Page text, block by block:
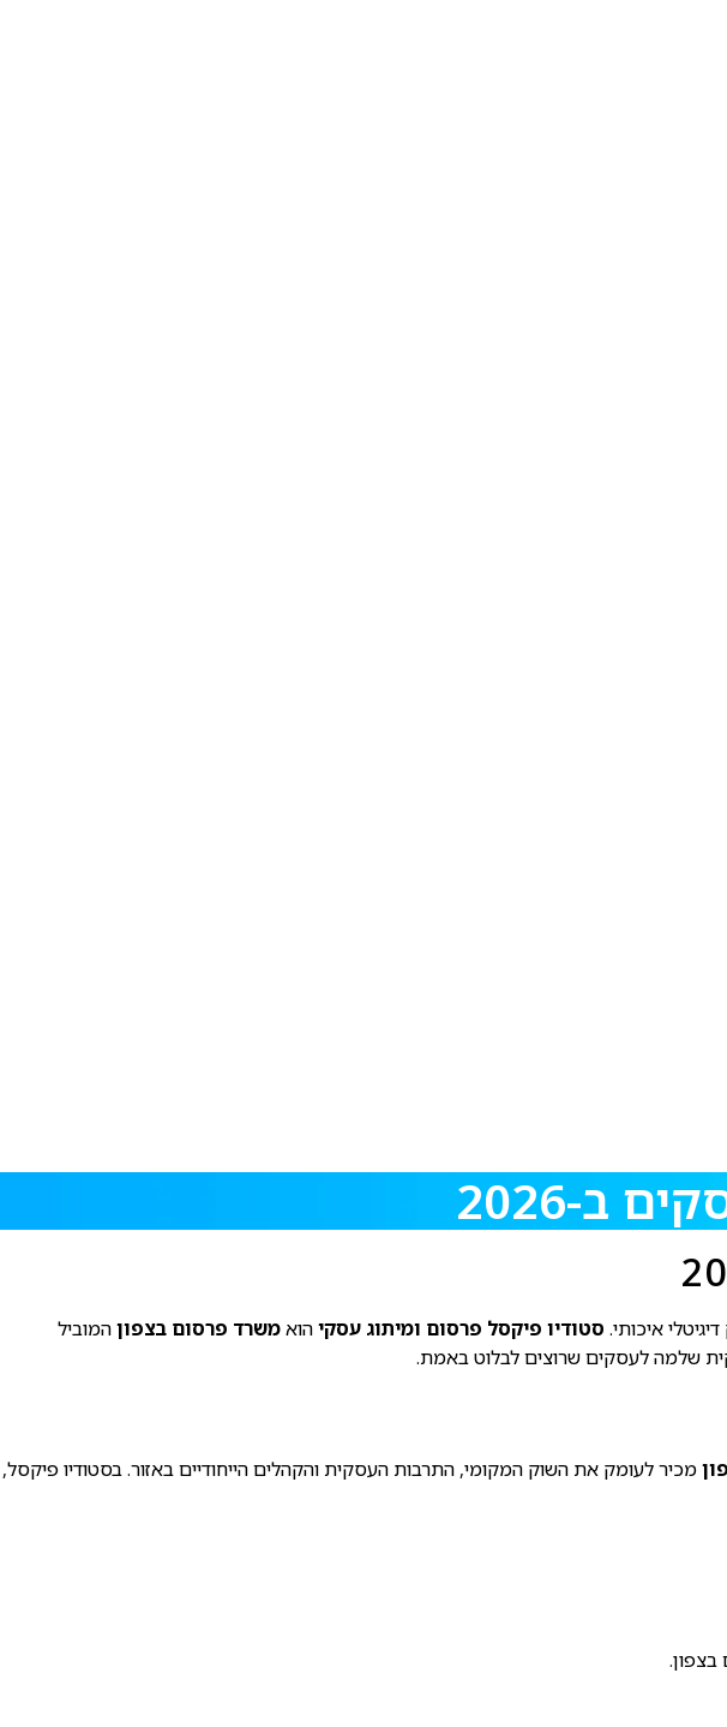
ב-2026
סטודיו פיקסל פרסום ומיתוג עסקיהואמשרד פרסום בצפוןהמוביל
שלמה לעסקים שרוצים לבלוט באמת.
מכיר לעומק את השוק המקומי, התרבות העסקית והקהלים הייחודיים באזור. בסטודיו פיקסל,
בצפון.